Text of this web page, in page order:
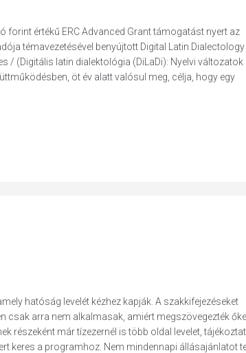
forint értékű ERC Advanced Grant támogatást nyert az
témavezetésével benyújtott Digital Latin Dialectology
/ (Digitális latin dialektológia (DiLaDi): Nyelvi változatok
öt év alatt valósul meg, célja, hogy egy
hatóság levelét kézhez kapják. A szakkifejezéseket
arra nem alkalmasak, amiért megszövegezték
részeként már tízezernél is több oldal levelet,
keres a programhoz. Nem mindennapi állásajánlatot